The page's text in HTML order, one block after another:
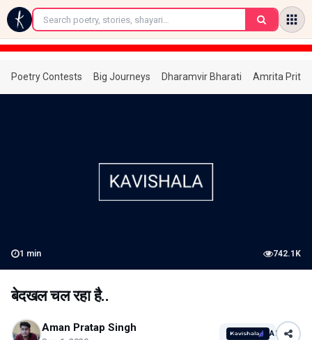
←
Poetry Contests Big Journeys Dharamvir Bharati Amrita
1 min 742.1K
बेदखल चल रहा है..
Aman Pratap Singh AI